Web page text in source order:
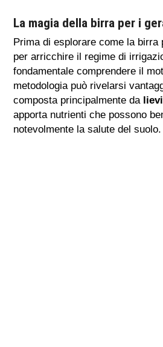
La magia della birra per i
Prima di esplorare come la
per arricchire il regime di
fondamentale comprendere il
metodologia può rivelarsi
composta principalmente da
apporta nutrienti che possono
notevolmente la salute del suolo.